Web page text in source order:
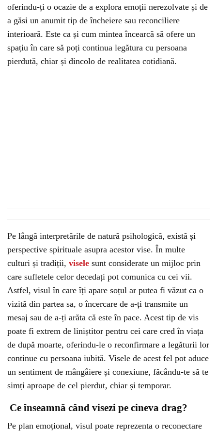
oferindu-ți o ocazie de a explora emoții nerezolvate și de
a găsi un anumit tip de încheiere sau reconciliere
interioară. Este ca și cum mintea încearcă să ofere un
spațiu în care să poți continua legătura cu persoana
pierdută, chiar și dincolo de realitatea cotidiană.
Pe lângă interpretările de natură psihologică, există și
perspective spirituale asupra acestor vise. În multe
culturi și tradiții, visele sunt considerate un mijloc prin
care sufletele celor decedați pot comunica cu cei vii.
Astfel, visul în care îți apare soțul ar putea fi văzut ca o
vizită din partea sa, o încercare de a-ți transmite un
mesaj sau de a-ți arăta că este în pace. Acest tip de vis
poate fi extrem de liniștitor pentru cei care cred în viața
de după moarte, oferindu-le o reconfirmare a legăturii lor
continue cu persoana iubită. Visele de acest fel pot aduce
un sentiment de mângâiere și conexiune, făcându-te să te
simți aproape de cel pierdut, chiar și temporar.
Ce înseamnă când visezi pe cineva drag?
Pe plan emoțional, visul poate reprezenta o reconectare